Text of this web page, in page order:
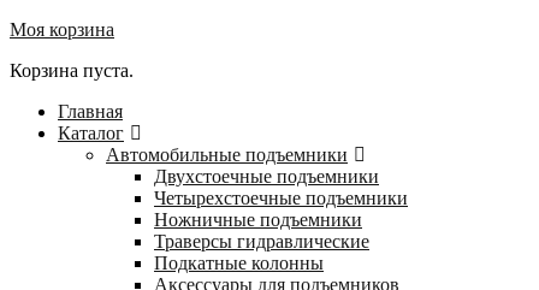
Моя корзина
Корзина пуста.
Главная
Каталог
Автомобильные подъемники
Двухстоечные подъемники
Четырехстоечные подъемники
Ножничные подъемники
Траверсы гидравлические
Подкатные колонны
Аксессуары для подъемников